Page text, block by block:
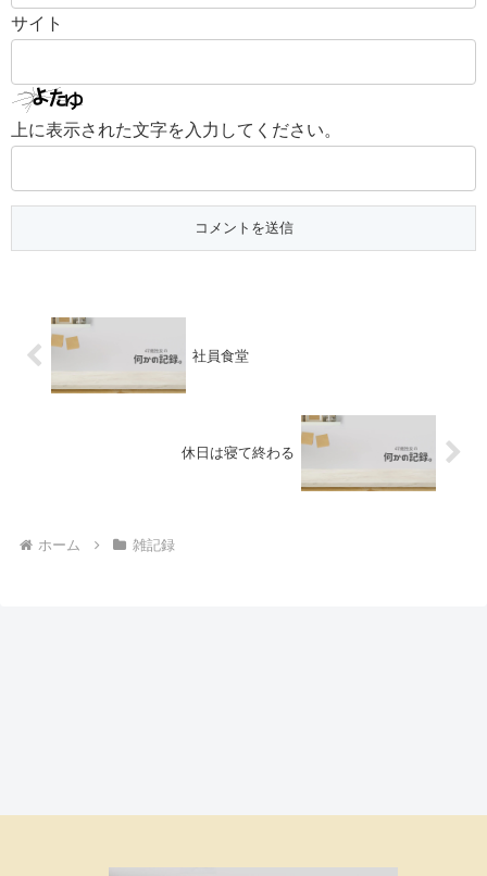
サイト
上に表示された文字を入力してください。
社員食堂
休日は寝て終わる
ホーム 雑記録